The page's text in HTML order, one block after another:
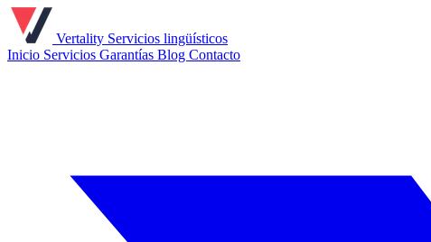
Vertality Servicios lingüísticos
Inicio Servicios Garantías Blog Contacto